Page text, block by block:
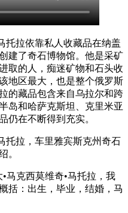
托拉依靠私人收藏品在纳盖
建了奇石博物馆。他是采矿
取的人，痴迷矿物和石头收
地区最大，也是整个俄罗斯
的藏品包含来自乌拉尔和跨
岛和哈萨克斯坦、克里米亚
仍在不断得到充实。
托拉，车里雅宾斯克州奇石
。
马克西莫维奇•马托拉，我
括：出生，毕业，结婚，马